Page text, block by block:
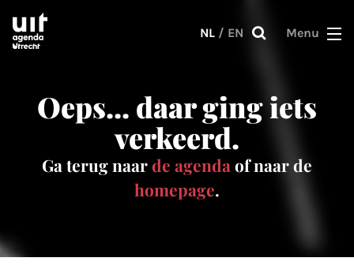
Skip to main content
NL / EN Menu
Oeps... daar ging iets
verkeerd.
Ga terug naarde agenda of naar de
homepage.